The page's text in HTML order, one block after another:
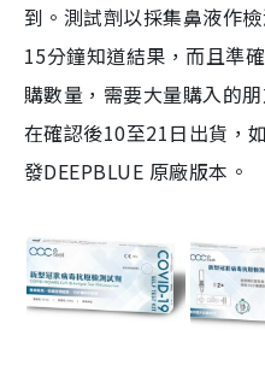
到。測試劑以採集鼻液作
15分鐘知道結果，而且準
購數量，需要大量購入的
在確認後10至21日出貨，
發DEEPBLUE 原廠版本。